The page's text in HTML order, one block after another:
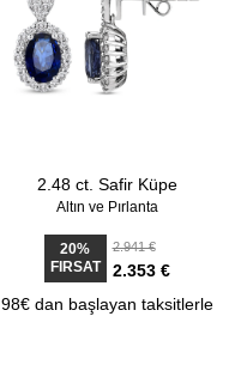
2.48 ct. Safir Küpe
Altın ve Pırlanta
20%
FIRSAT
2.941 €
2.353 €
98€ dan başlayan taksitlerle